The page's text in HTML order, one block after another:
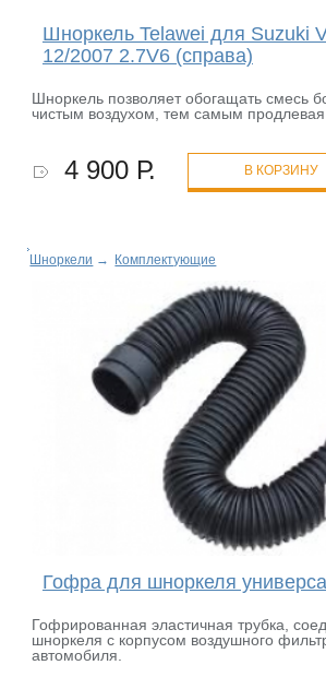
Шноркель Telawei для Suzuki
12/2007 2.7V6 (справа)
Шноркель позволяет обогащать смесь
чистым воздухом, тем самым продлевая
4 900 Р. В КОРЗИНУ
Шноркели → Комплектующие
Гофра для шноркеля
Гофрированная эластичная трубка,
шноркеля с корпусом воздушного
автомобиля.